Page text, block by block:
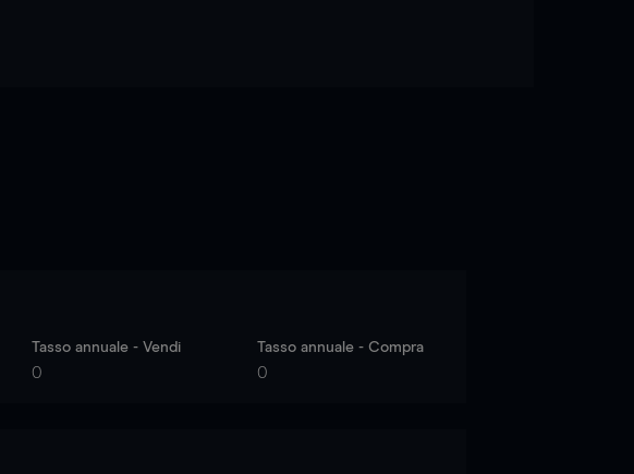
Tasso annuale - Vendi
0
Tasso annuale - Compra
0